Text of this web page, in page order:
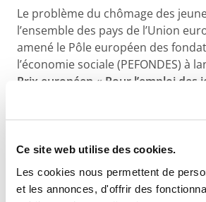
Ce site web utilise des cookies.
Les cookies nous permettent de
et les annonces, d'offrir des
Le problème du chômage des
l’ensemble des pays de l’Union
amené le Pôle européen des
l’économie sociale (PEFONDES) à
Prix européen « Pour l’emploi des
. Le but est
jeunes. Un jury, composé d’experts
réuni à Bruxelles pour désigner les
catégories « entreprise » et « projet